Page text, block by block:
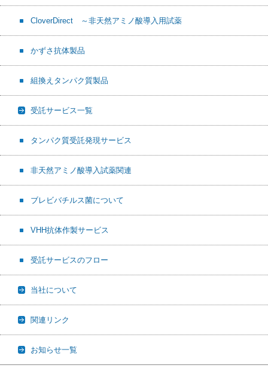
CloverDirect ～非天然アミノ酸導入用試薬
かずさ抗体製品
組換えタンパク質製品
受託サービス一覧
タンパク質受託発現サービス
非天然アミノ酸導入試薬関連
ブレビバチルス菌について
VHH抗体作製サービス
受託サービスのフロー
当社について
関連リンク
お知らせ一覧